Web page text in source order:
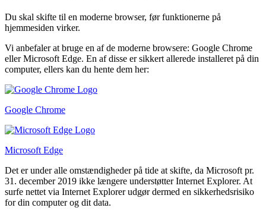
Du skal skifte til en moderne browser, før funktionerne på
hjemmesiden virker.
Vi anbefaler at bruge en af de moderne browsere: Google Chrome
eller Microsoft Edge. En af disse er sikkert allerede installeret på din
computer, ellers kan du hente dem her:
Google Chrome
Microsoft Edge
Det er under alle omstændigheder på tide at skifte, da Microsoft pr.
31. december 2019 ikke længere understøtter Internet Explorer. At
surfe nettet via Internet Explorer udgør dermed en sikkerhedsrisiko
for din computer og dit data.